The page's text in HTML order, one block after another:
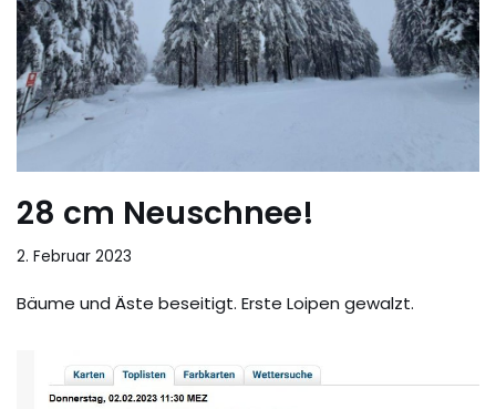
28 cm Neuschnee!
2. Februar 2023
Bäume und Äste beseitigt. Erste Loipen gewalzt.